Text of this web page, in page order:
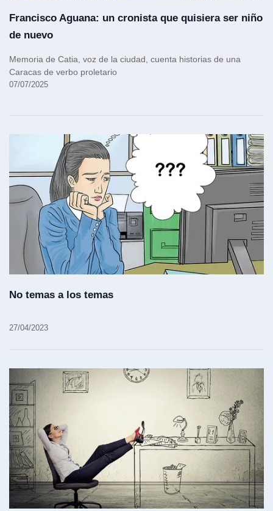
Francisco Aguana: un cronista que quisiera ser niño
de nuevo
Memoria de Catia, voz de la ciudad, cuenta historias de una
Caracas de verbo proletario
07/07/2025
No temas a los temas
27/04/2023